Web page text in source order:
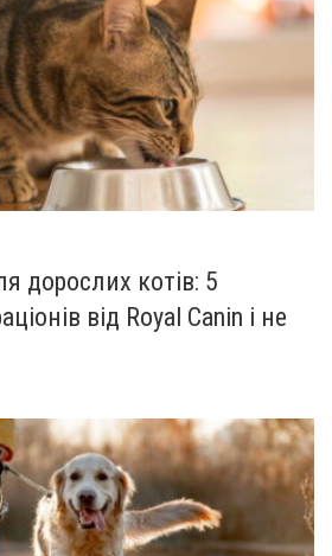
дорослих котів: 5
від Royal Canin і не